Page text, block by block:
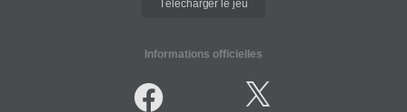
Télécharger le jeu
Informations officielles